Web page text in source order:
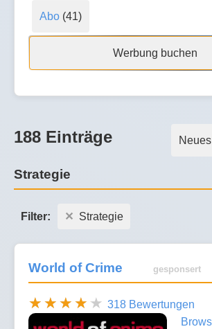
Abo(41)
Werbung buchen
188 Einträge
Strategie
Filter: Strategie
World of Crime gesponsert
318 Bewertungen